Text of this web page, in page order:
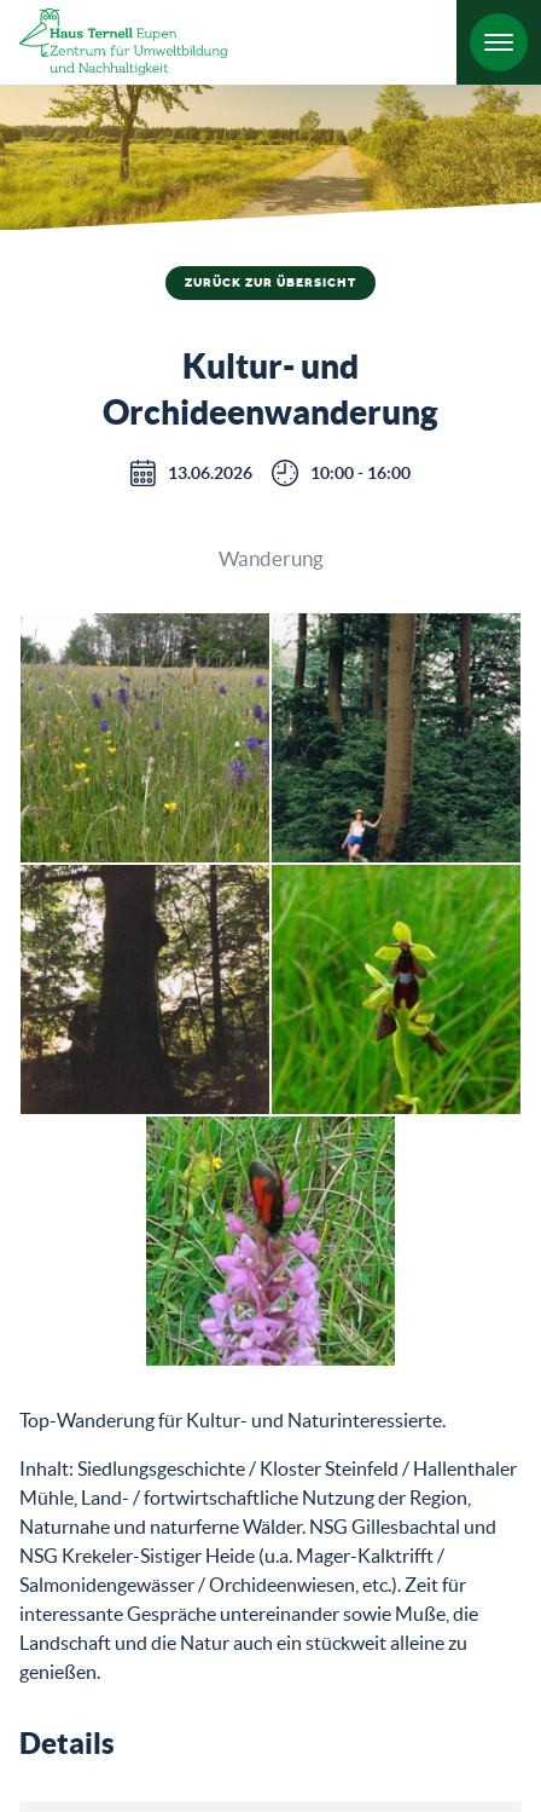
ZURÜCK ZUR ÜBERSICHT
Kultur- und
Orchideenwanderung
13.06.2026 10:00 - 16:00
Wanderung
Top-Wanderung für Kultur- und Naturinteressierte.
Inhalt: Siedlungsgeschichte / Kloster Steinfeld / Hallenthaler
Mühle, Land- / fortwirtschaftliche Nutzung der Region,
Naturnahe und naturferne Wälder. NSG Gillesbachtal und
NSG Krekeler-Sistiger Heide (u.a. Mager-Kalktrifft /
Salmonidengewässer / Orchideenwiesen, etc.). Zeit für
interessante Gespräche untereinander sowie Muße, die
Landschaft und die Natur auch ein stückweit alleine zu
genießen.
Details